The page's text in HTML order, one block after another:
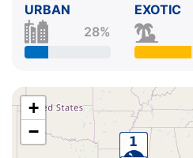
URBAN
28%
EXOTIC
+
−